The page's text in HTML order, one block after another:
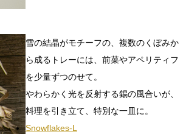
雪の結晶がモチーフの、複数のくぼみか
ら成るトレーには、前菜やアペリティフ
を少量ずつのせて。
やわらかく光を反射する錫の風合いが、
料理を引き立て、特別な一皿に。
Snowflakes-L